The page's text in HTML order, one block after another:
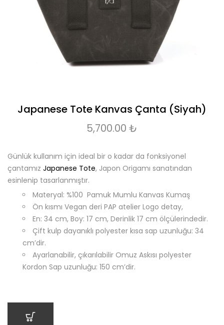
Japanese Tote Kanvas Çanta (Siyah)
5,700.00 ₺
Günlük kullanım için ideal bir o kadar da fonksiyonel
çantamız Japanese Tote, Japon Origamı sanatından
esinlenip tasarlanmıştır.
Materyal: %100 Pamuk Mumlu Kanvas Kumaş
Ön kısmı Vegan deri PAP atelier Logo detay,
En: 34 cm, Boy: 17 cm, Derinlik 17 cm ölçülerindedir.
Çift kulp dayanıklı polyester kısa sap uzunluğu: 34
cm’dir.
Ayarlanabilir, çıkarılabilir Omuz Askısı polyester
Kordon Sap uzunluğu: 150 cm’dir.